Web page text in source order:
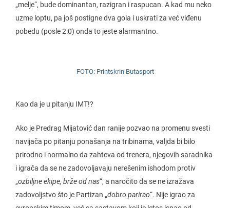
„melje“, bude dominantan, razigran i raspucan. A kad mu neko
uzme loptu, pa još postigne dva gola i uskrati za već viđenu
pobedu (posle 2:0) onda to jeste alarmantno.
FOTO: Printskrin Butasport
Kao da je u pitanju IMT!?
Ako je Predrag Mijatović dan ranije pozvao na promenu svesti
navijača po pitanju ponašanja na tribinama, valjda bi bilo
prirodno i normalno da zahteva od trenera, njegovih saradnika
i igrača da se ne zadovoljavaju nerešenim ishodom protiv
„ozbiljne ekipe, brže od nas“, a naročito da se ne izražava
zadovoljstvo što je Partizan „dobro parirao“. Nije igrao za